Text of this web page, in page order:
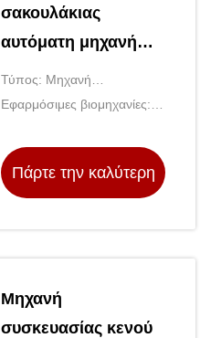
σακουλάκιας
αυτόματη μηχανή
συσκευασίας σκηνής
τέντωσης με κενό
Τύπος: Μηχανή
συσκευασίας κενού
Εφαρμόσιμες βιομηχανίες:
ένδυσης, καταστήματα
δομικών υλικών, εργοστάσια
επισκε
Πάρτε την καλύτερη
Μηχανή
συσκευασίας κενού